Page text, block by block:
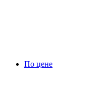
По цене